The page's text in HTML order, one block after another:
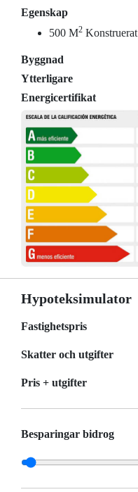
Egenskap
500 M2 Konstruerat
Byggnad
Ytterligare
Energicertifikat
Hypoteksimulator
Fastighetspris
Skatter och utgifter
Pris + utgifter
Besparingar bidrog